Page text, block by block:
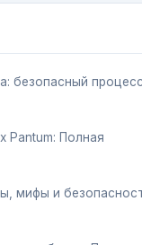
безопасный
Pantum: Полная
мифы и